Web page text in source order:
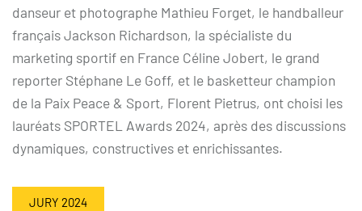
danseur et photographe Mathieu Forget, le handballeur
français Jackson Richardson, la spécialiste du
marketing sportif en France Céline Jobert, le grand
reporter Stéphane Le Goff, et le basketteur champion
de la Paix Peace & Sport, Florent Pietrus, ont choisi les
lauréats SPORTEL Awards 2024, après des discussions
dynamiques, constructives et enrichissantes.
JURY 2024